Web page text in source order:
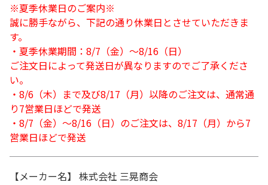
※夏季休業日のご案内※
誠に勝手ながら、下記の通り休業日とさせていただきま
す。
・夏季休業期間：8/7（金）～8/16（日）
ご注文日によって発送日が異なりますのでご了承くださ
い。
・8/6（木）まで及び8/17（月）以降のご注文は、通常通
り7営業日ほどで発送
・8/7（金）～8/16（日）のご注文は、8/17（月）から7
営業日ほどで発送
【メーカー名】 株式会社 三晃商会